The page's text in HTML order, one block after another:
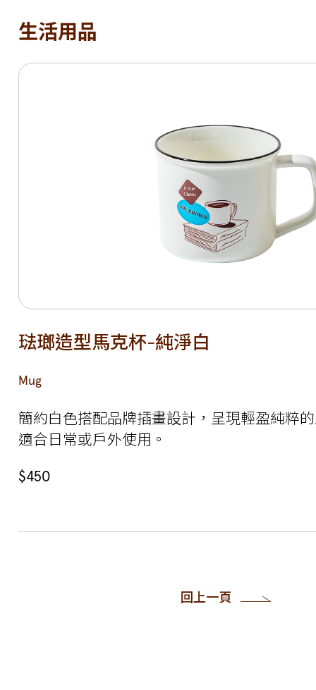
生活用品
琺瑯造型馬克杯-純淨白
Mug
簡約白色搭配品牌插畫設計，呈現輕盈純粹
適合日常或戶外使用。
$450
回上一頁